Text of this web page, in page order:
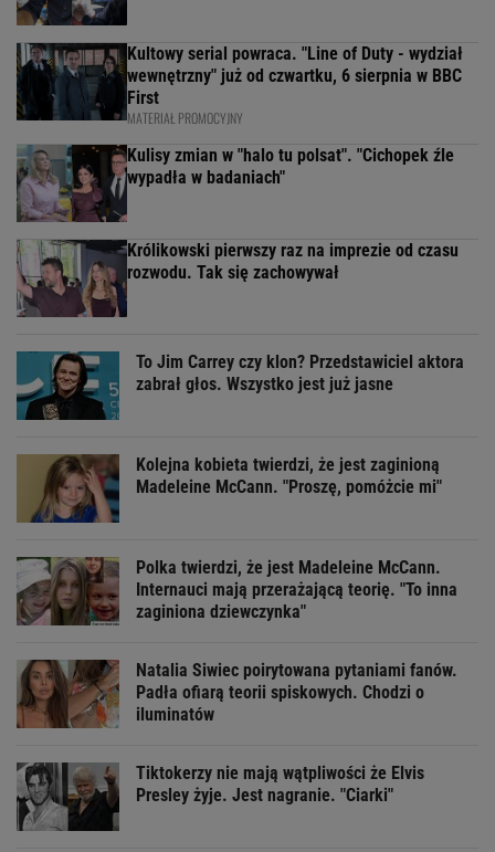
Kultowy serial powraca. "Line of Duty - wydział
wewnętrzny" już od czwartku, 6 sierpnia w BBC
First
MATERIAŁ PROMOCYJNY
Kulisy zmian w "halo tu polsat". "Cichopek źle
wypadła w badaniach"
Królikowski pierwszy raz na imprezie od czasu
rozwodu. Tak się zachowywał
To Jim Carrey czy klon? Przedstawiciel aktora
zabrał głos. Wszystko jest już jasne
Kolejna kobieta twierdzi, że jest zaginioną
Madeleine McCann. "Proszę, pomóżcie mi"
Polka twierdzi, że jest Madeleine McCann.
Internauci mają przerażającą teorię. "To inna
zaginiona dziewczynka"
Natalia Siwiec poirytowana pytaniami fanów.
Padła ofiarą teorii spiskowych. Chodzi o
iluminatów
Tiktokerzy nie mają wątpliwości że Elvis
Presley żyje. Jest nagranie. "Ciarki"